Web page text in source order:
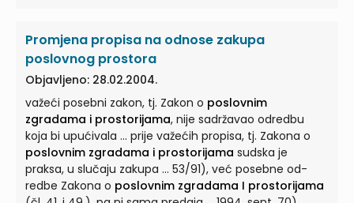
Promjena propisa na odnose zakupa
poslovnog prostora
Objavljeno: 28.02.2004.
važeći posebni zakon, tj. Zakon o poslovnim
zgradama i prostorijama, nije sadržavao odredbu
koja bi upućivala ... prije važećih propisa, tj. Zakona o
poslovnim zgradama i prostorijama sudska je
praksa, u slučaju zakupa ... 53/91), već posebne od-
redbe Zakona o poslovnim zgradama I prostorijama